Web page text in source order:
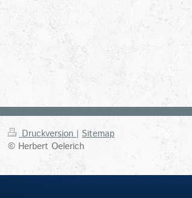
Druckversion| Sitemap
© Herbert Oelerich